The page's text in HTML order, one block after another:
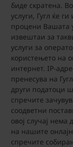
биде скратена.
услуги, Гугл ќе
процени Вашата
извештаи за
услуги за
користењето на
интернет. IP-
пренесува на
други податоци
спречите
соодветни
овој случај
на нашите
спречите